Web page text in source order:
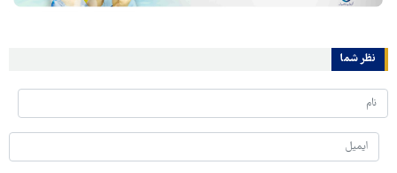
نظر شما